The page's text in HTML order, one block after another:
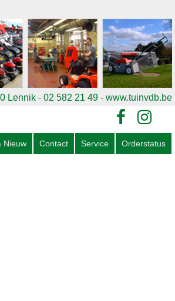
Lennik - 02 582 21 49 - www.tuinvdb.be
Nieuw Contact Service Orderstatus